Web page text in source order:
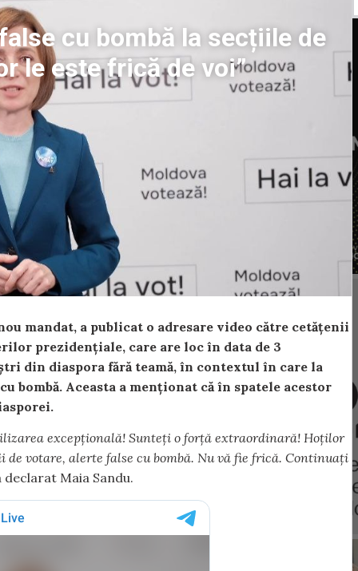
cu bombă la secțiile de
le este frică de voi”
mandat, a publicat o adresare video către cetățenii
prezidențiale, care are loc în data de 3
din diaspora fără teamă, în contextul în care la
bombă. Aceasta a menționat că în spatele acestor
excepțională! Sunteți o forță extraordinară! Hoților
de votare, alerte false cu bombă. Nu vă fie frică. Continuați
declarat Maia Sandu.